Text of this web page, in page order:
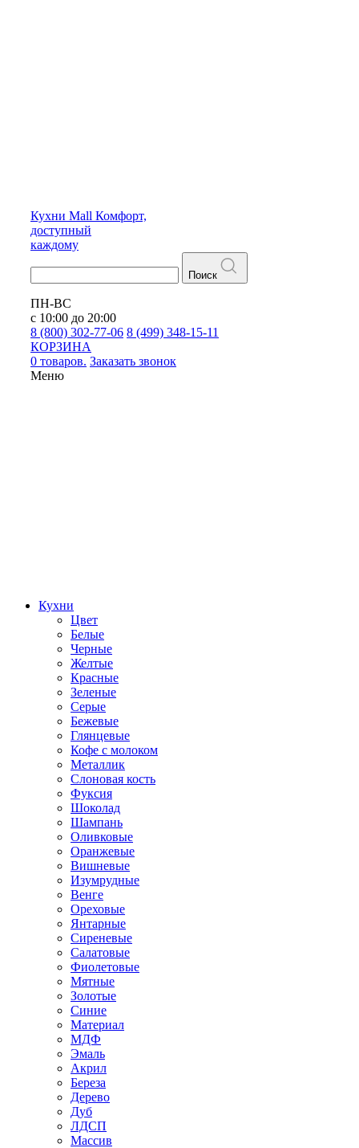
Кухни Mall Комфорт,
доступный
каждому
Поиск
ПН-ВС
с 10:00 до 20:00
8 (800) 302-77-06 8 (499) 348-15-11
КОРЗИНА
0 товаров. Заказать звонок
Меню
Кухни
Цвет
Белые
Черные
Желтые
Красные
Зеленые
Серые
Бежевые
Глянцевые
Кофе с молоком
Металлик
Слоновая кость
Фуксия
Шоколад
Шампань
Оливковые
Оранжевые
Вишневые
Изумрудные
Венге
Ореховые
Янтарные
Сиреневые
Салатовые
Фиолетовые
Мятные
Золотые
Синие
Материал
МДФ
Эмаль
Акрил
Береза
Дерево
Дуб
ЛДСП
Массив